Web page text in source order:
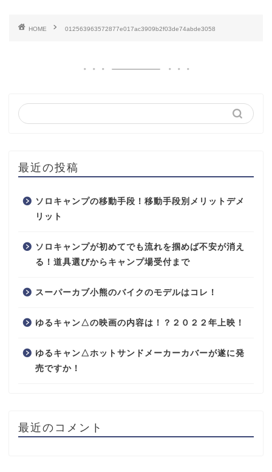
HOME 012563963572877e017ac3909b2f03de74abde3058
最近の投稿
ソロキャンプの移動手段！移動手段別メリットデメ
リット
ソロキャンプが初めてでも流れを掴めば不安が消え
る！道具選びからキャンプ場受付まで
スーパーカブ小熊のバイクのモデルはコレ！
ゆるキャン△の映画の内容は！？２０２２年上映！
ゆるキャン△ホットサンドメーカーカバーが遂に発
売ですか！
最近のコメント